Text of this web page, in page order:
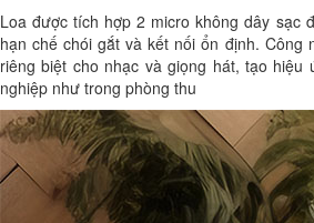
Loa được tích hợp 2 micro không dây sạc
hạn chế chói gắt và kết nối ổn định. Công
riêng biệt cho nhạc và giọng hát, tạo hiệu
nghiệp như trong phòng thu